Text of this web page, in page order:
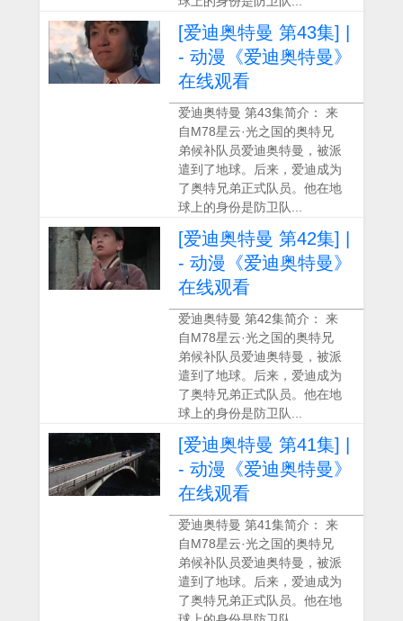
[爱迪奥特曼 第43集] |
- 动漫《爱迪奥特曼》
在线观看
爱迪奥特曼 第43集简介： 来
自M78星云·光之国的奥特兄
弟候补队员爱迪奥特曼，被派
遣到了地球。后来，爱迪成为
了奥特兄弟正式队员。他在地
球上的身份是防卫队...
[爱迪奥特曼 第42集] |
- 动漫《爱迪奥特曼》
在线观看
爱迪奥特曼 第42集简介： 来
自M78星云·光之国的奥特兄
弟候补队员爱迪奥特曼，被派
遣到了地球。后来，爱迪成为
了奥特兄弟正式队员。他在地
球上的身份是防卫队...
[爱迪奥特曼 第41集] |
- 动漫《爱迪奥特曼》
在线观看
爱迪奥特曼 第41集简介： 来
自M78星云·光之国的奥特兄
弟候补队员爱迪奥特曼，被派
遣到了地球。后来，爱迪成为
了奥特兄弟正式队员。他在地